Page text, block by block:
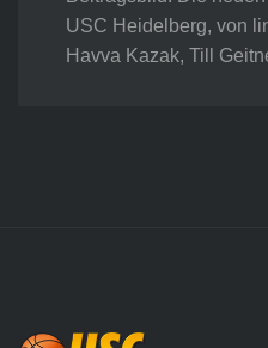
USC Heidelberg, von
Havva Kazak, Till